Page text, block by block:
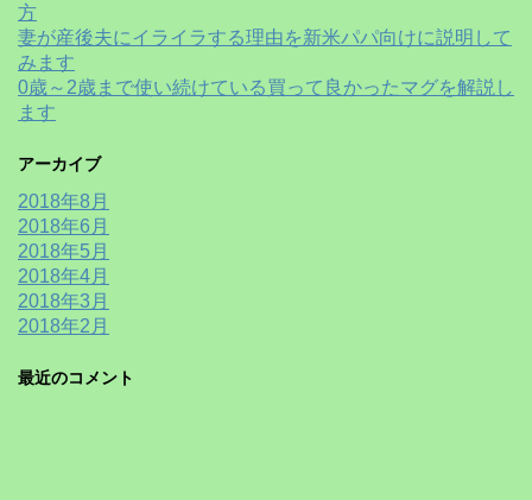
方
妻が産後夫にイライラする理由を新米パパ向けに説明して
みます
0歳～2歳まで使い続けている買って良かったマグを解説し
ます
アーカイブ
2018年8月
2018年6月
2018年5月
2018年4月
2018年3月
2018年2月
最近のコメント